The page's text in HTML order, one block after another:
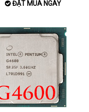
ĐẶT MUA NGAY